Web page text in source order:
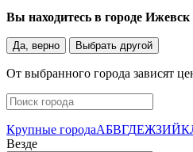
Вы находитесь в городе Ижевск
Да, верно Выбрать другой
От выбранного города зависят
Крупные городаАБВГДЕЖЗИЙК
Везде